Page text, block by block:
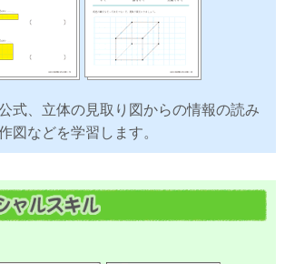
式、立体の見取り図からの情報の読み
図などを学習します。